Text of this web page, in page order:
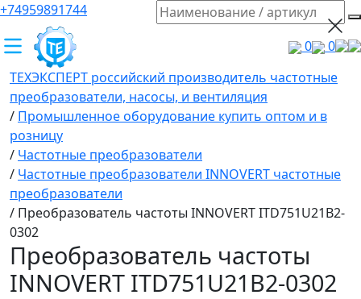
+74959891744
0
0
ТЕХЭКСПЕРТ российский производитель частотные
преобразователи, насосы, и вентиляция
/ Промышленное оборудование купить оптом и в
розницу
/ Частотные преобразователи
/ Частотные преобразователи INNOVERT частотные
преобразователи
/ Преобразователь частоты INNOVERT ITD751U21B2-
0302
Преобразователь частоты
INNOVERT ITD751U21B2-0302